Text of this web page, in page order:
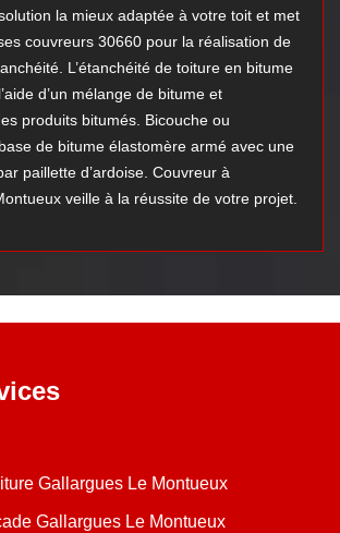
la mieux adaptée à votre toit et met
couvreurs 30660 pour la réalisation de
L’étanchéité de toiture en bitume
d’un mélange de bitume et
produits bitumés. Bicouche ou
de bitume élastomère armé avec une
paillette d’ardoise. Couvreur à
veille à la réussite de votre projet.
Gallargues Le Montueux
Gallargues Le Montueux